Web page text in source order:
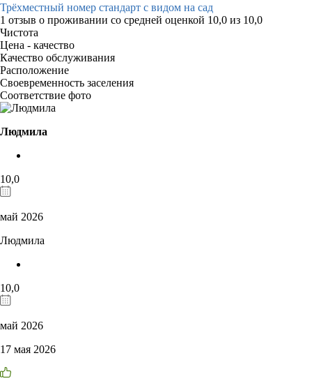
Трёхместный номер стандарт с видом на сад
1 отзыв о проживании со средней оценкой 10,0 из 10,0
Чистота
Цена - качество
Качество обслуживания
Расположение
Своевременность заселения
Соответствие фото
Людмила
10,0
май 2026
Людмила
10,0
май 2026
17 мая 2026